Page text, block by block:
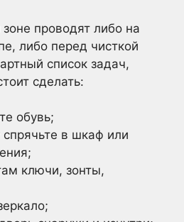
проводят либо на
либо перед чисткой
список задач,
сделать:
обувь;
спрячьте в шкаф или
ключи, зонты,